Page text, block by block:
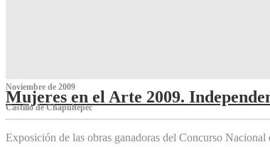
Noviembre de 2009
Mujeres en el Arte 2009.
Castillo de Chapultepec
Exposición de las obras ganadoras del Concurso